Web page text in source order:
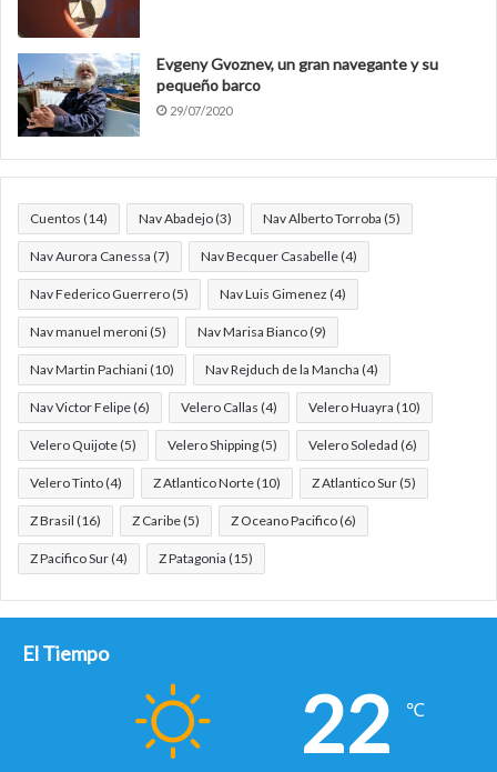
Evgeny Gvoznev, un gran navegante y su
pequeño barco
29/07/2020
Cuentos (14) Nav Abadejo(3) Nav Alberto Torroba (5)
Nav Aurora Canessa (7) Nav Becquer Casabelle(4)
Nav Federico Guerrero(5) Nav Luis Gimenez (4)
Nav manuel meroni(5) Nav Marisa Bianco(9)
Nav Martin Pachiani(10) Nav Rejduch de la Mancha (4)
Nav Victor Felipe(6) Velero Callas (4) Velero Huayra (10)
Velero Quijote(5) Velero Shipping(5) Velero Soledad (6)
Velero Tinto(4) Z Atlantico Norte(10) Z Atlantico Sur(5)
Z Brasil (16) Z Caribe(5) Z Oceano Pacifico(6)
Z Pacifico Sur(4) Z Patagonia (15)
El Tiempo
22 ℃